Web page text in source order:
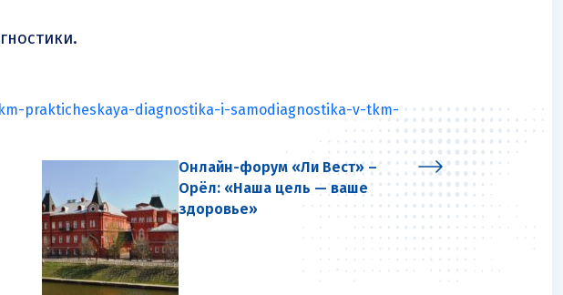
prakticheskaya-diagnostika-i-samodiagnostika-v-tkm-
Онлайн-форум «Ли Вест» –
Орёл: «Наша цель — ваше
здоровье»